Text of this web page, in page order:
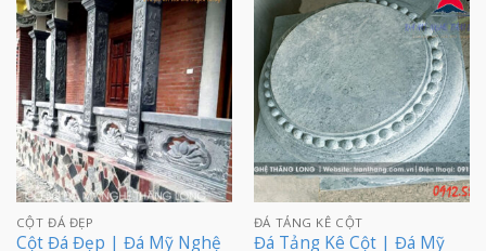
CỘT ĐÁ ĐẸP
Cột Đá Đẹp | Đá Mỹ Nghệ
ĐÁ TẢNG KÊ CỘT
Đá Tảng Kê Cột | Đá Mỹ